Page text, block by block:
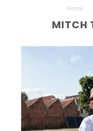
Home
MITCH